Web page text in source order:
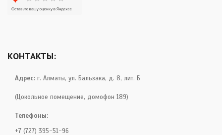
КОНТАКТЫ:
Адрес: г. Алматы, ул. Бальзака, д. 8, лит. Б
(Цокольное помещение, домофон 189)
Телефоны:
+7 (727) 395-51-96